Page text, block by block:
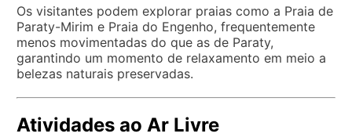
Os visitantes podem explorar praias como a Praia de
Paraty-Mirim e Praia do Engenho, frequentemente
menos movimentadas do que as de Paraty,
garantindo um momento de relaxamento em meio a
belezas naturais preservadas.
Atividades ao Ar Livre